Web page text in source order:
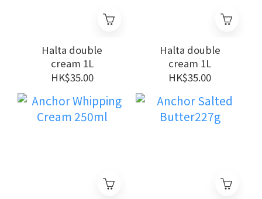
Halta double
cream 1L
HK$35.00
Halta double
cream 1L
HK$35.00